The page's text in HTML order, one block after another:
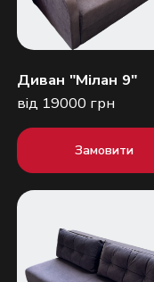
Диван "Мілан 9"
від 19000 грн
Замовити